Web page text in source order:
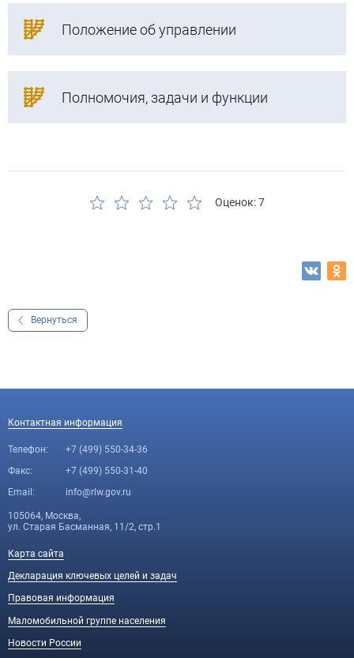
Положение об управлении
Полномочия, задачи и функции
Оценок: 7
Вернуться
Контактная информация
Телефон:
+7 (499) 550-34-36
Факс:
+7 (499) 550-31-40
Email:
info@rlw.gov.ru
105064, Москва,
ул. Старая Басманная, 11/2, стр.1
Карта сайта
Декларация ключевых целей и задач
Правовая информация
Маломобильной группе населения
Новости России